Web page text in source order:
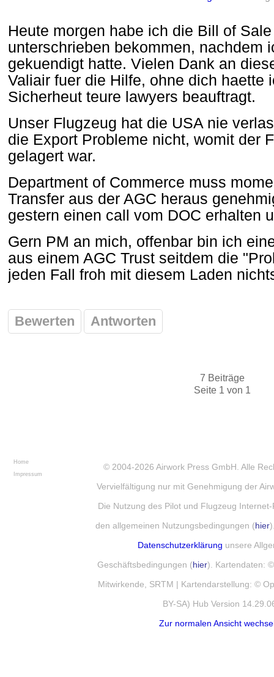
Heute morgen habe ich die Bill of
unterschrieben bekommen, nachdem
gekuendigt hatte. Vielen Dank an
Valiair fuer die Hilfe, ohne dich haette
Sicherheut teure lawyers beauftragt.
Unser Flugzeug hat die USA nie
die Export Probleme nicht, womit der
gelagert war.
Department of Commerce muss
Transfer aus der AGC heraus
gestern einen call vom DOC erhalten
Gern PM an mich, offenbar bin ich
aus einem AGC Trust seitdem die
jeden Fall froh mit diesem Laden
Bewerten Antworten
7 Beiträge
Seite 1 von 1
Home
Impressum
© 2004-2026 Airwork Press GmbH . Alle
Vervielfältigung nur mit Genehmigung der
Die Nutzung des Pilot und Flugzeug
den allgemeinen Nutzungsbedingungen (hier
Datenschutzerklärung unsere
Geschäftsbedingungen (hier). Kartendaten:
Mitwirkende, SRTM | Kartendarstellung: ©
BY-SA) Hub Version
Zur normalen Ansicht